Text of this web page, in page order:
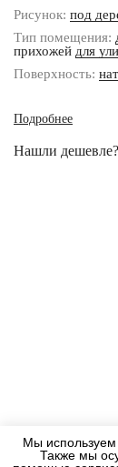
Рисунок: под
Тип помещения:
прихожей для
Поверхность:
Подробнее
Нашли дешевле?
Мы
Также мы